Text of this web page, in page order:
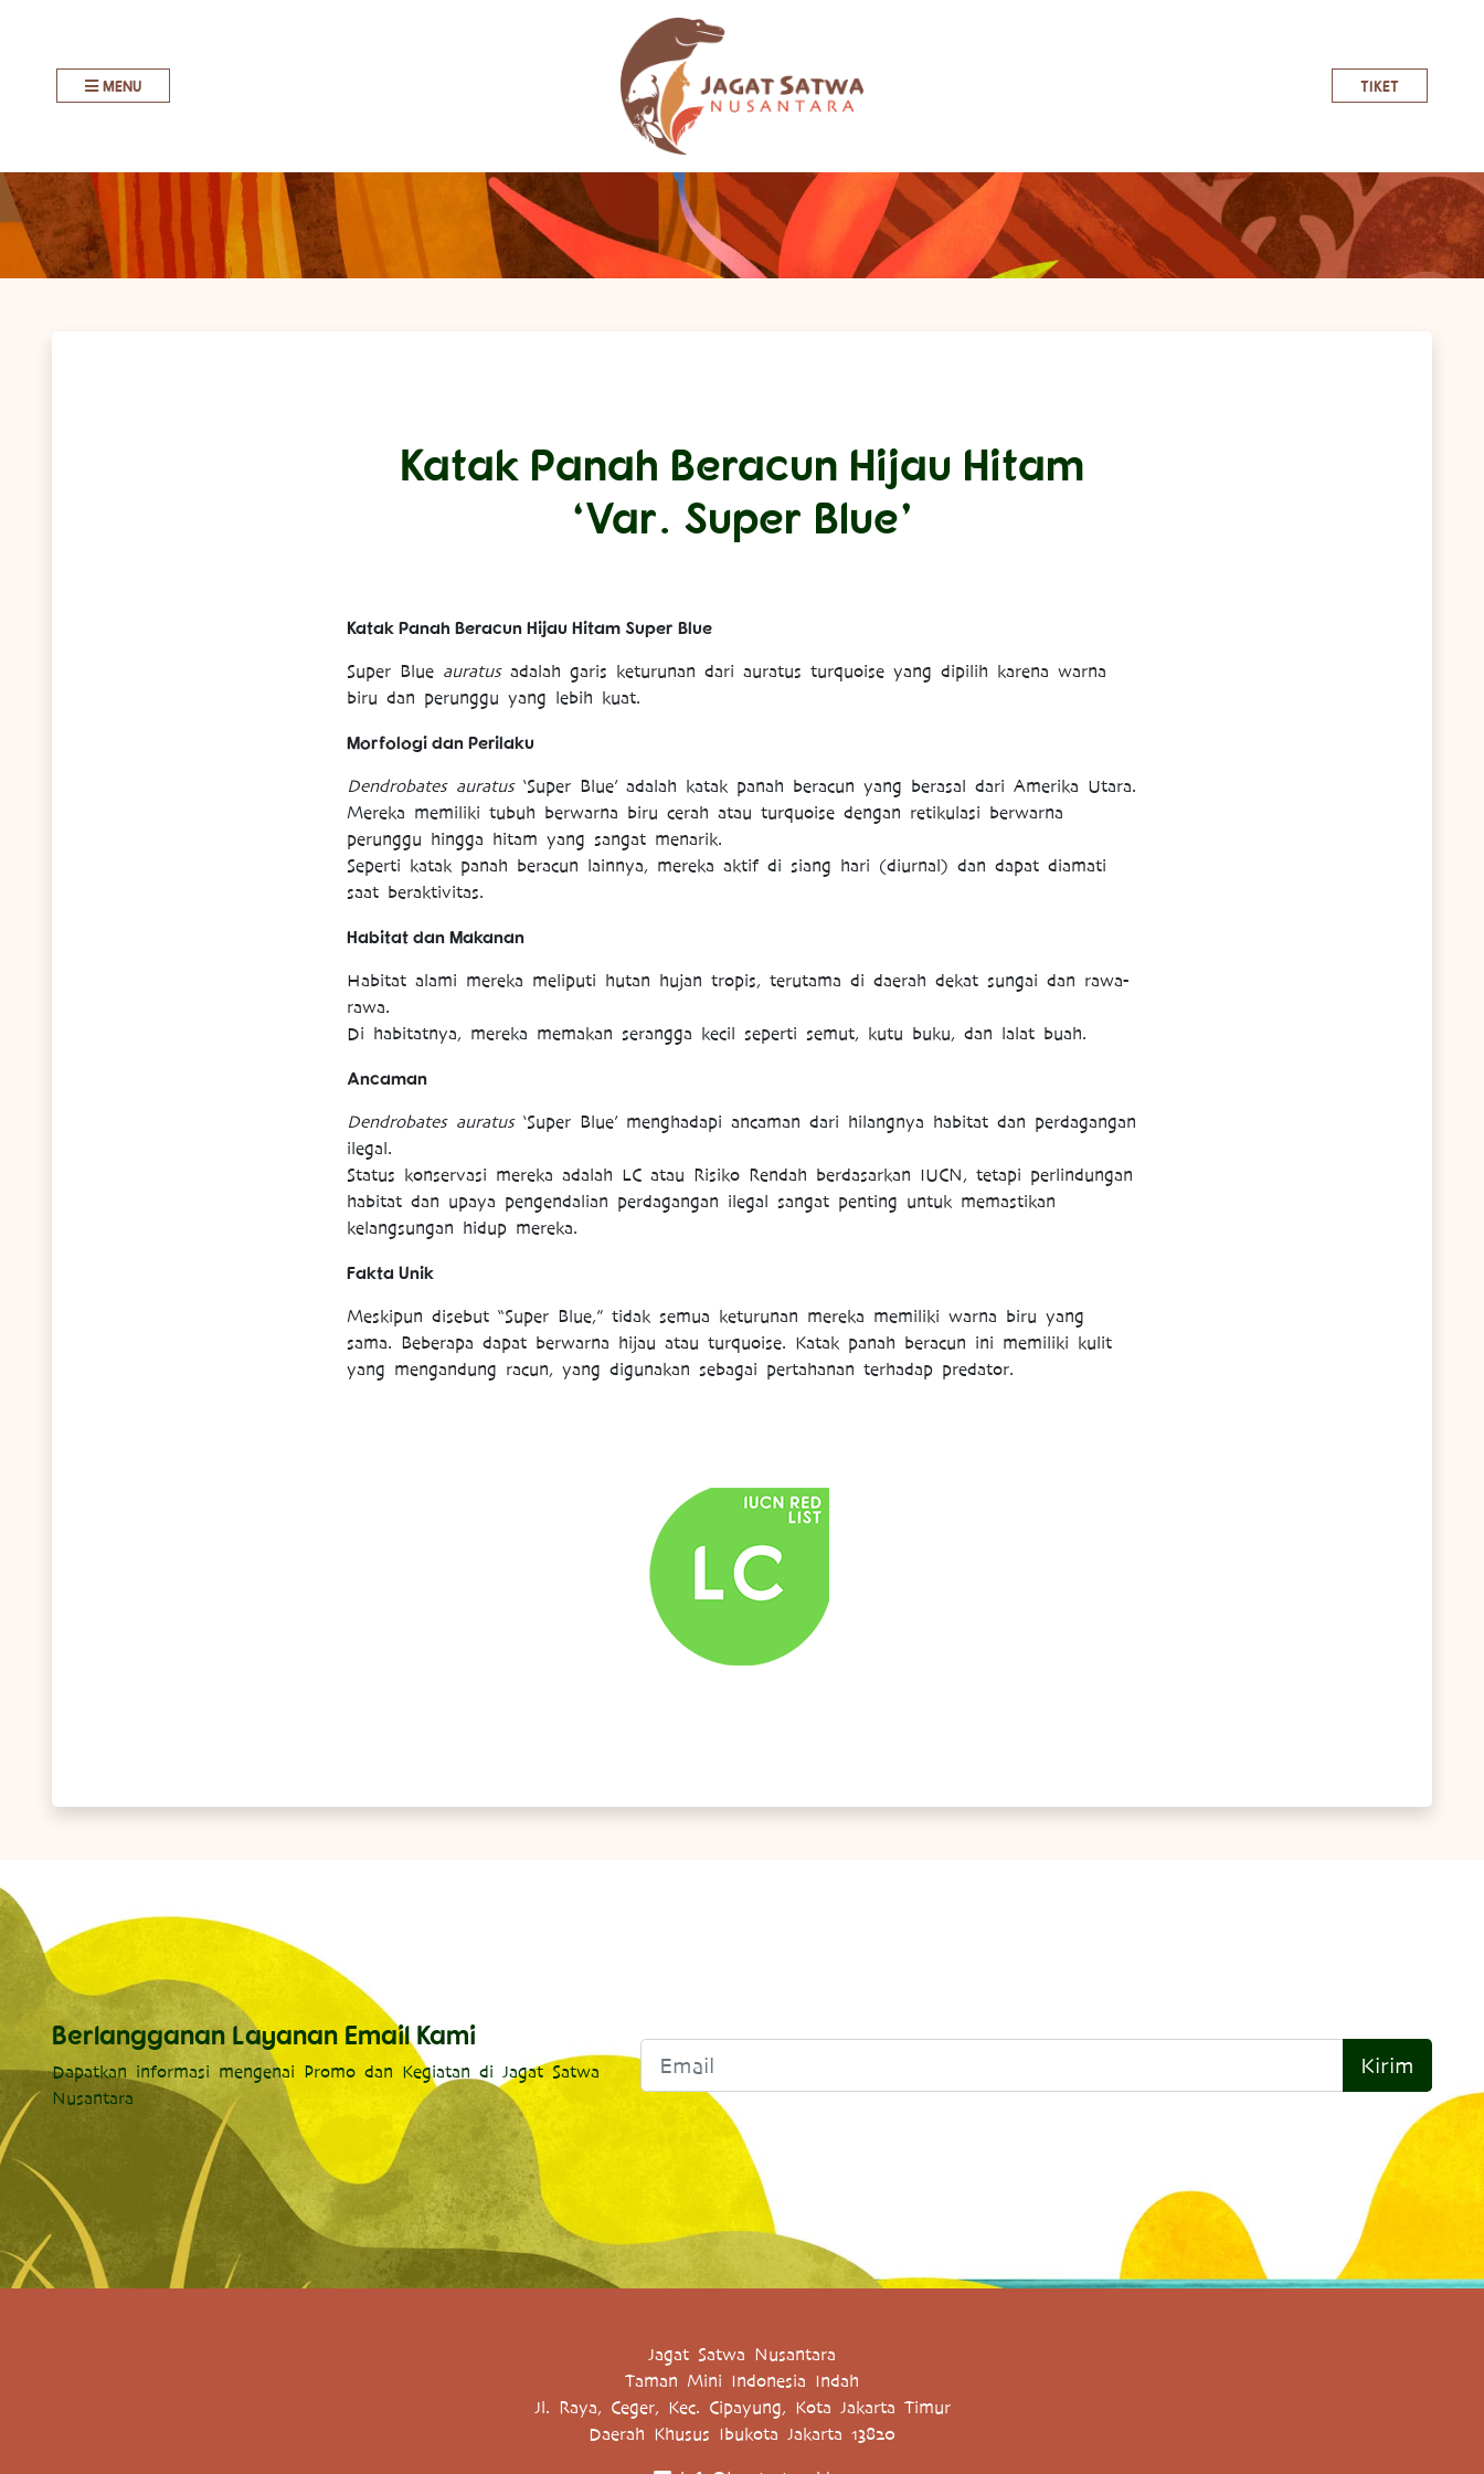
MENU TIKET
Katak Panah Beracun Hijau Hitam
‘Var. Super Blue’
Katak Panah Beracun Hijau Hitam Super Blue
Super Blue auratusadalah garis keturunan dari auratus turquoise yang dipilih karena warna
biru dan perunggu yang lebih kuat.
Morfologi dan Perilaku
Dendrobates auratus‘Super Blue’ adalah katak panah beracun yang berasal dari Amerika Utara.
Mereka memiliki tubuh berwarna biru cerah atau turquoise dengan retikulasi berwarna
perunggu hingga hitam yang sangat menarik.
Seperti katak panah beracun lainnya, mereka aktif di siang hari (diurnal) dan dapat diamati
saat beraktivitas.
Habitat dan Makanan
Habitat alami mereka meliputi hutan hujan tropis, terutama di daerah dekat sungai dan rawa-
rawa.
Di habitatnya, mereka memakan serangga kecil seperti semut, kutu buku, dan lalat buah.
Ancaman
Dendrobates auratus‘Super Blue’ menghadapi ancaman dari hilangnya habitat dan perdagangan
ilegal.
Status konservasi mereka adalah LC atau Risiko Rendah berdasarkan IUCN, tetapi perlindungan
habitat dan upaya pengendalian perdagangan ilegal sangat penting untuk memastikan
kelangsungan hidup mereka.
Fakta Unik
Meskipun disebut “Super Blue,” tidak semua keturunan mereka memiliki warna biru yang
sama. Beberapa dapat berwarna hijau atau turquoise. Katak panah beracun ini memiliki kulit
yang mengandung racun, yang digunakan sebagai pertahanan terhadap predator.
Berlangganan Layanan Email Kami
Dapatkan informasi mengenai Promo dan Kegiatan di Jagat Satwa
Nusantara
Kirim
Jagat Satwa Nusantara
Taman Mini Indonesia Indah
Jl. Raya, Ceger, Kec. Cipayung, Kota Jakarta Timur
Daerah Khusus Ibukota Jakarta 13820